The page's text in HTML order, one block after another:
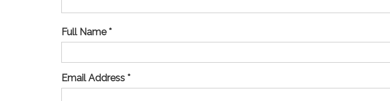
Full Name *
Email Address *